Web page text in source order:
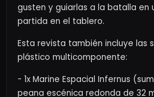
gusten y guiarlas a la batalla en
partida en el tablero.
Esta revista también incluye las
plástico multicomponente:
- 1x Marine Espacial Infernus
peana escénica redonda de 32